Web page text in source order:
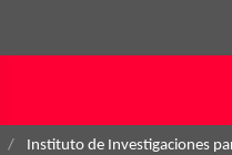
Instituto de Investigaciones